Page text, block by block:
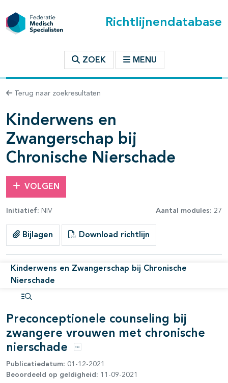
Richtlijnendatabase
ZOEK MENU
Terug naar zoekresultaten
Kinderwens en
Zwangerschap bij
Chronische Nierschade
VOLGEN
Initiatief: NIV Aantal modules: 27
Bijlagen Download richtlijn
Kinderwens en Zwangerschap bij Chronische
Nierschade
openklappen
open- en dichtklappen
Preconceptionele counseling bij
zwangere vrouwen met chronische
nierschade
Opties
Publicatiedatum: 01-12-2021
Beoordeeld op geldigheid: 11-09-2021